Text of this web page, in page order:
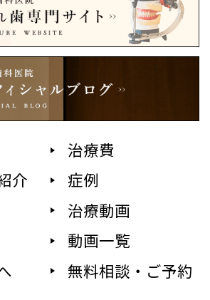
介
治療費
症例
治療動画
動画一覧
無料相談・ご予約